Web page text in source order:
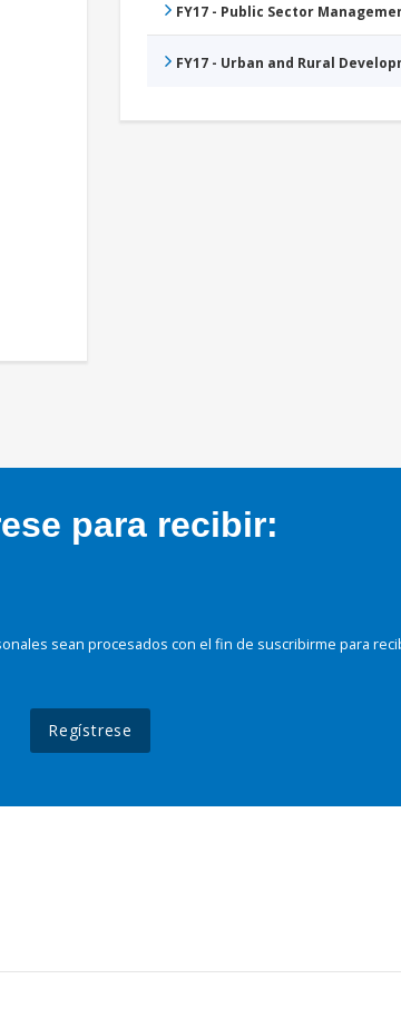
FY17 - Public Sector
FY17 - Urban and Rural
para recibir:
sean procesados con el fin de suscribirme para
Regístrese